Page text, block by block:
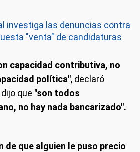
investiga las denuncias contra
"venta" de candidaturas
capacidad contributiva, no
política", declaró
que "son todos
no hay nada bancarizado".
de que alguien le puso precio